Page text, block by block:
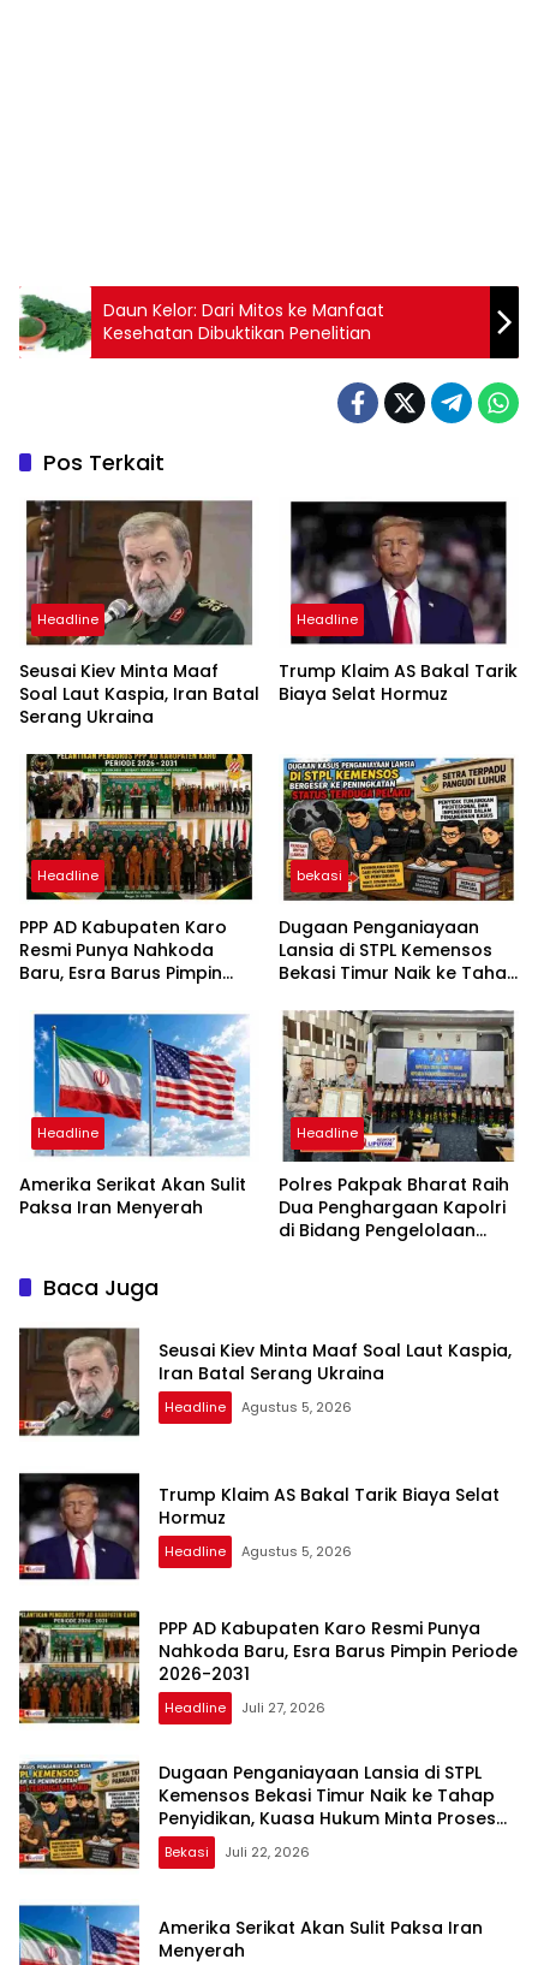
Daun Kelor: Dari Mitos ke Manfaat
Kesehatan Dibuktikan Penelitian
Pos Terkait
Headline
Seusai Kiev Minta Maaf
Soal Laut Kaspia, Iran Batal
Serang Ukraina
Headline
Trump Klaim AS Bakal Tarik
Biaya Selat Hormuz
Headline
PPP AD Kabupaten Karo
Resmi Punya Nahkoda
Baru, Esra Barus Pimpin
bekasi
Dugaan Penganiayaan
Lansia di STPL Kemensos
Bekasi Timur Naik ke Tahap
Minta Proses Transparan
dan Bebas Intervensi
Headline
Amerika Serikat Akan Sulit
Paksa Iran Menyerah
Headline
Polres Pakpak Bharat Raih
Dua Penghargaan Kapolri
di Bidang Pengelolaan
Baca Juga
Seusai Kiev Minta Maaf Soal Laut Kaspia,
Iran Batal Serang Ukraina
Headline Agustus 5, 2026
Trump Klaim AS Bakal Tarik Biaya Selat
Hormuz
Headline Agustus 5, 2026
PPP AD Kabupaten Karo Resmi Punya
Nahkoda Baru, Esra Barus Pimpin Periode
2026-2031
Headline Juli 27, 2026
Dugaan Penganiayaan Lansia di STPL
Kemensos Bekasi Timur Naik ke Tahap
Penyidikan, Kuasa Hukum Minta Proses
Transparan dan Bebas Intervensi
Bekasi Juli 22, 2026
Amerika Serikat Akan Sulit Paksa Iran
Menyerah